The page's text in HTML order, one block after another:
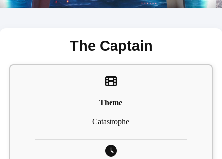
The Captain
Thème
Catastrophe